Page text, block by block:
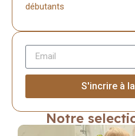
débutants
S'incrire à
Notre